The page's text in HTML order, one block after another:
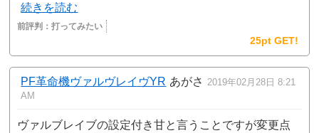
続きを読む
前評判：打ってみたい
25pt GET!
PF革命機ヴァルヴレイヴYR あがさ 2019年02月28日 8:21
AM
ヴァルブレイブの設定付き甘と言うことですが変更点